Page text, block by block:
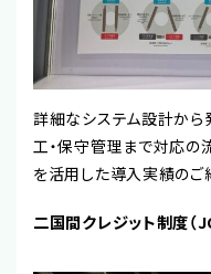
詳細なシステム設計から
工・保守管理まで対応の
を活用した導入実績のご
二国間クレジット制度（